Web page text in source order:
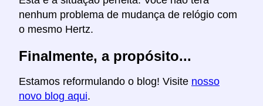
nenhum problema de mudança de relógio com
o mesmo Hertz.
Finalmente, a propósito...
Estamos reformulando o blog! Visite nosso
novo blog aqui.